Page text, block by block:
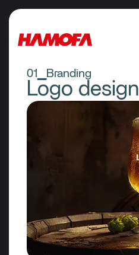
01▁Branding
Logo design